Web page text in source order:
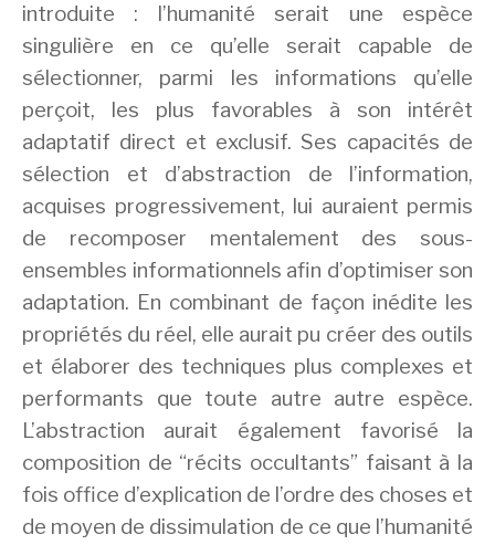
introduite : l’humanité serait une espèce
singulière en ce qu’elle serait capable de
sélectionner, parmi les informations qu’elle
perçoit, les plus favorables à son intérêt
adaptatif direct et exclusif. Ses capacités de
sélection et d’abstraction de l’information,
acquises progressivement, lui auraient permis
de recomposer mentalement des sous-
ensembles informationnels afin d’optimiser son
adaptation. En combinant de façon inédite les
propriétés du réel, elle aurait pu créer des outils
et élaborer des techniques plus complexes et
performants que toute autre autre espèce.
L’abstraction aurait également favorisé la
composition de “récits occultants” faisant à la
fois office d’explication de l’ordre des choses et
de moyen de dissimulation de ce que l’humanité